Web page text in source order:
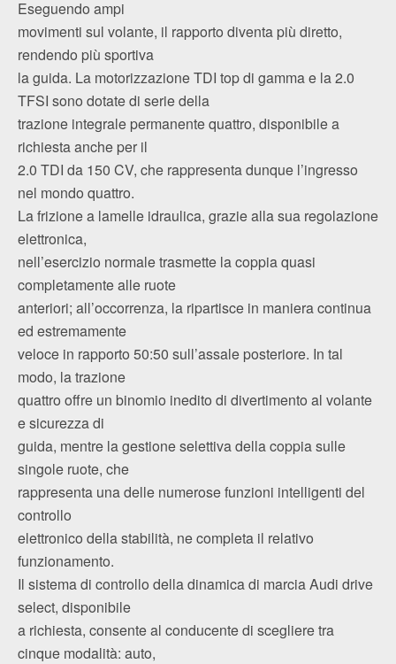
Eseguendo ampi
movimenti sul volante, il rapporto diventa più diretto,
rendendo più sportiva
la guida. La motorizzazione TDI top di gamma e la 2.0
TFSI sono dotate di serie della
trazione integrale permanente quattro, disponibile a
richiesta anche per il
2.0 TDI da 150 CV, che rappresenta dunque l’ingresso
nel mondo quattro.
La frizione a lamelle idraulica, grazie alla sua regolazione
elettronica,
nell’esercizio normale trasmette la coppia quasi
completamente alle ruote
anteriori; all’occorrenza, la ripartisce in maniera continua
ed estremamente
veloce in rapporto 50:50 sull’assale posteriore. In tal
modo, la trazione
quattro offre un binomio inedito di divertimento al volante
e sicurezza di
guida, mentre la gestione selettiva della coppia sulle
singole ruote, che
rappresenta una delle numerose funzioni intelligenti del
controllo
elettronico della stabilità, ne completa il relativo
funzionamento.
Il sistema di controllo della dinamica di marcia Audi drive
select, disponibile
a richiesta, consente al conducente di scegliere tra
cinque modalità: auto,